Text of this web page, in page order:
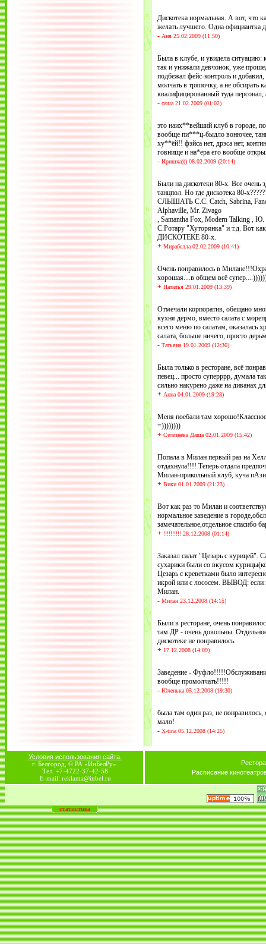
Дискотека нормальная. А вот, что
желать лучшего. Одна официантка
- Аня 25.02.2009 (11:50)
Была в клубе, и увидела ситуацию:
так и унижали девчонок, уже
подбежал фейс-контроль и
молчать в тряпочку, а не обсирать
квалифицированный туда
- саша 21.02.2009 (01:02)
это наих**вейший клуб в городе,
вообще пи***ц-быдло вонючее,
ху**ёй!! фэйса нет, дрэса нет,
говнище и на*ера его вообще
- Иришка))) 08.02.2009 (20:14)
Были на дискотеки 80-х. Все очень
танцпол. Но где дискотека 80-
СЛЫШАТЬ C.C. Catch, Sabrina,
Alphaville, Mr. Zivago
, Samantha Fox, Modern Talking ,
С.Ротару "Хуторянка" и т.д. Вот
ДИСКОТЕКЕ 80-х.
+ Мирабелла 02.02.2009 (10:41)
Очень понравилось в
хорошая....в общем всё
+ Наталья 29.01.2009 (13:39)
Отмечали корпоратив, обещано
кухня дермо, вместо салата с
всего меню по салатам, оказалась
салата, больше ничего, просто
- Татьяна 19.01.2009 (12:36)
Была только в ресторане, всё
певец... просто суперррр, думала
сильно накурено даже на диванах
+ Анна 04.01.2009 (19:28)
Меня поебали там
=))))))))
+ Селезнева Даша 02.01.2009 (15:42)
Попала в Милан первый раз на
отдахнула!!!! Теперь отдала
Милан-прикольный клуб, куча
+ Вики 01.01.2009 (21:23)
Вот как раз то Милан и
нормальное заведение в
замечательное,отдельное
+ !!!!!!!!!! 28.12.2008 (01:14)
Заказал салат "Цезарь с курицей".
сухарики были со вкусом
Цезарь с креветками было
икрой или с лососем. ВЫВОД: если
Милан.
- Милан 23.12.2008 (14:15)
Были в ресторане, очень
там ДР - очень довольны.
дискотеке не понравилось.
+ 17.12.2008 (14:09)
Заведение -
вообще промолчать!!!!!
- Юленька 05.12.2008 (19:30)
была там один раз, не понравилось,
мало!
- Х-tina 05.12.2008 (14:25)
Условия использования сайта.
г. Белгород, © РА «ИнБелРу».
Тел. +7-4722-37-42-58
E-mail: reklama@inbel.ru
Расписание
статистика